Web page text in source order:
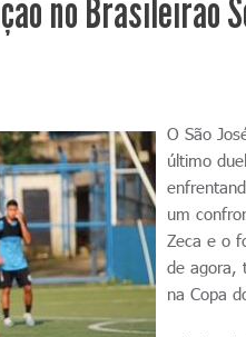
no Brasileirão
O São
último
um
Zeca e o
de agora,
na Copa